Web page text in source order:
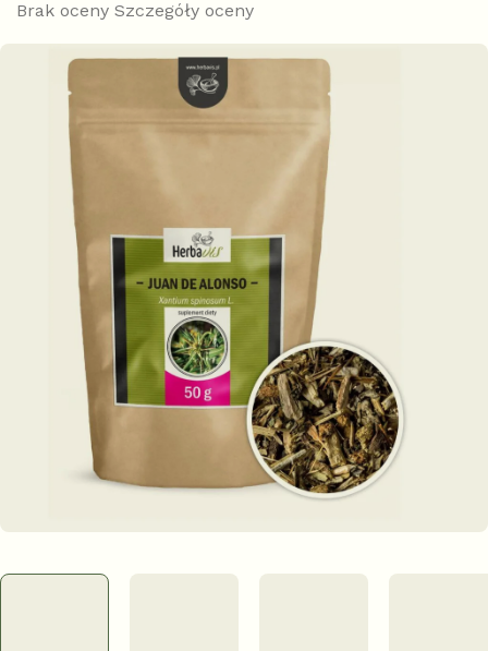
Średnia
produktu
gwiazdek.
Brak oceny Szczegóły oceny